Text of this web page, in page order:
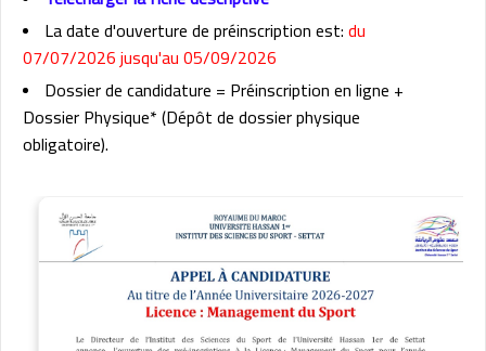
La date d'ouverture de préinscription est:du
07/07/2026 jusqu'au 05/09/2026
Dossier de candidature = Préinscription en ligne +
Dossier Physique* (Dépôt de dossier physique
obligatoire).